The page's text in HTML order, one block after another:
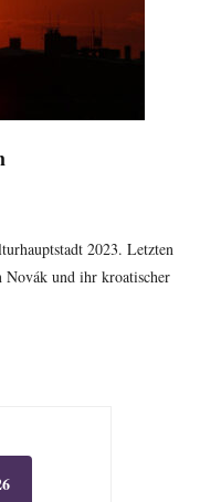
2023. Letzten
Novák und ihr kroatischer